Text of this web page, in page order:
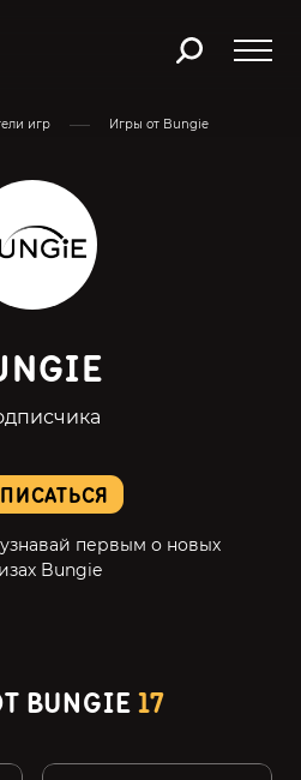
игр Игры от Bungie
первым о новых
Bungie
BUNGIE17